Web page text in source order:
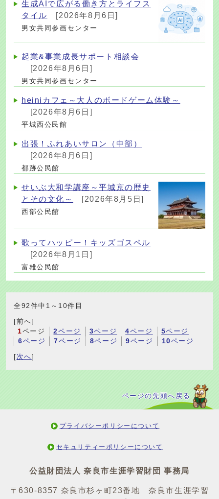
生成AIで広がる働き方とライフス
タイル
[2026年8月6日]
男女共同参画センター
起業&事業成長サポート相談会
[2026年8月6日]
男女共同参画センター
heiniカフェ～大人のボードゲーム体験～
[2026年8月6日]
平城西公民館
出張！ふれあいサロン（中部）
[2026年8月6日]
都跡公民館
せいぶ大和学講座～平城京の歴史
とその文化～
[2026年8月5日]
西部公民館
歌ってハッピー！キッズゴスペル
[2026年8月1日]
富雄公民館
全92件中1～10件目
[前へ]
1ページ 2ページ 3ページ 4ページ 5ページ
6ページ 7ページ 8ページ 9ページ 10ページ
[ 次へ]
ページの先頭へ戻る
プライバシーポリシーについて
セキュリティーポリシーについて
公益財団法人 奈良市生涯学習財団 事務局
〒630-8357 奈良市杉ヶ町23番地 奈良市生涯学習